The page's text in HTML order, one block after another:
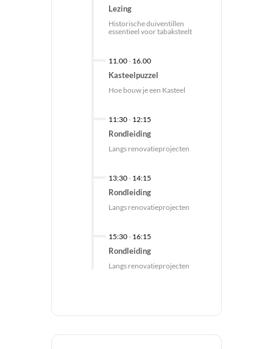
Lezing
Historische duiventillen
essentieel voor tabaksteelt
11.00- 16.00
Kasteelpuzzel
Hoe bouw je een Kasteel
11:30- 12:15
Rondleiding
Langs renovatieprojecten
13:30- 14:15
Rondleiding
Langs renovatieprojecten
15:30- 16:15
Rondleiding
Langs renovatieprojecten